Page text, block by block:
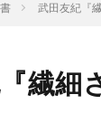
武田友紀『
繊細